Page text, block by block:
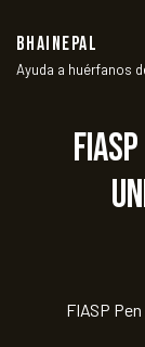
BHAINEPAL
Ayuda a huérfanos
FIASP